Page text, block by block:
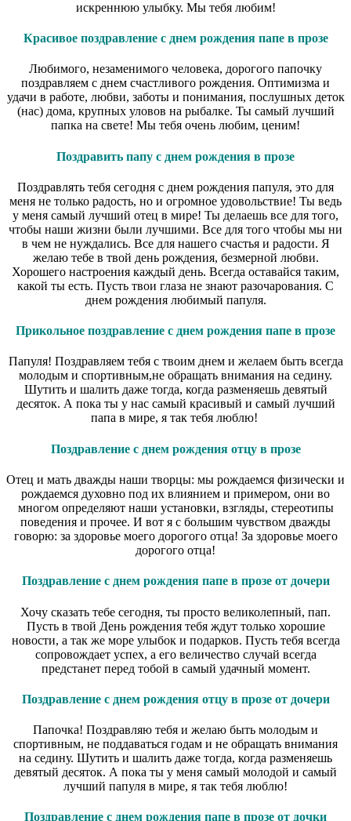
искреннюю улыбку. Мы тебя любим!
Красивое поздравление с днем рождения папе в прозе
Любимого, незаменимого человека, дорогого папочку
поздравляем с днем счастливого рождения. Оптимизма и
удачи в работе, любви, заботы и понимания, послушных деток
(нас) дома, крупных уловов на рыбалке. Ты самый лучший
папка на свете! Мы тебя очень любим, ценим!
Поздравить папу с днем рождения в прозе
Поздравлять тебя сегодня с днем рождения папуля, это для
меня не только радость, но и огромное удовольствие! Ты ведь
у меня самый лучший отец в мире! Ты делаешь все для того,
чтобы наши жизни были лучшими. Все для того чтобы мы ни
в чем не нуждались. Все для нашего счастья и радости. Я
желаю тебе в твой день рождения, безмерной любви.
Хорошего настроения каждый день. Всегда оставайся таким,
какой ты есть. Пусть твои глаза не знают разочарования. С
днем рождения любимый папуля.
Прикольное поздравление с днем рождения папе в прозе
Папуля! Поздравляем тебя с твоим днем и желаем быть всегда
молодым и спортивным,не обращать внимания на седину.
Шутить и шалить даже тогда, когда разменяешь девятый
десяток. А пока ты у нас самый красивый и самый лучший
папа в мире, я так тебя люблю!
Поздравление с днем рождения отцу в прозе
Отец и мать дважды наши творцы: мы рождаемся физически и
рождаемся духовно под их влиянием и примером, они во
многом определяют наши установки, взгляды, стереотипы
поведения и прочее. И вот я с большим чувством дважды
говорю: за здоровье моего дорогого отца! За здоровье моего
дорогого отца!
Поздравление с днем рождения папе в прозе от дочери
Хочу сказать тебе сегодня, ты просто великолепный, пап.
Пусть в твой День рождения тебя ждут только хорошие
новости, а так же море улыбок и подарков. Пусть тебя всегда
сопровождает успех, а его величество случай всегда
предстанет перед тобой в самый удачный момент.
Поздравление с днем рождения отцу в прозе от дочери
Папочка! Поздравляю тебя и желаю быть молодым и
спортивным, не поддаваться годам и не обращать внимания
на седину. Шутить и шалить даже тогда, когда разменяешь
девятый десяток. А пока ты у меня самый молодой и самый
лучший папуля в мире, я так тебя люблю!
Поздравление с днем рождения папе в прозе от дочки